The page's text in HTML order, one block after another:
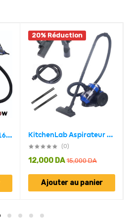
RAYLAN Aspirateur – 1600 Watts – Réservoir 4 Litres Moteur en aluminium avec contrôle de vitesse
20% Réduction
KitchenLab Aspirateur Sans Sac 4en1 Multi-Cyclonique 1400W – مكنسة كهربائية
(0)
15,000DA
12,000 DA
Ajouter au panier